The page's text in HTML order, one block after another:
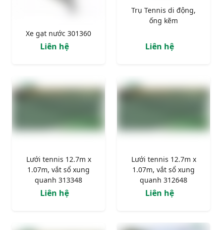
Xe gạt nước 301360
Liên hệ
Trụ Tennis di động,
ống kẽm
Liên hệ
Lưới tennis 12.7m x
1.07m, vắt sổ xung
quanh 313348
Liên hệ
Lưới tennis 12.7m x
1.07m, vắt sổ xung
quanh 312648
Liên hệ